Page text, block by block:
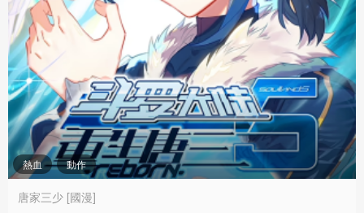
熱血 動作
唐家三少 [國漫]